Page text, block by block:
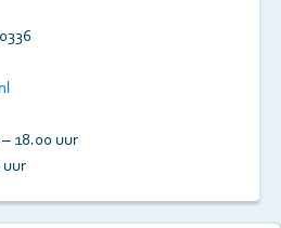
18.00 uur
uur